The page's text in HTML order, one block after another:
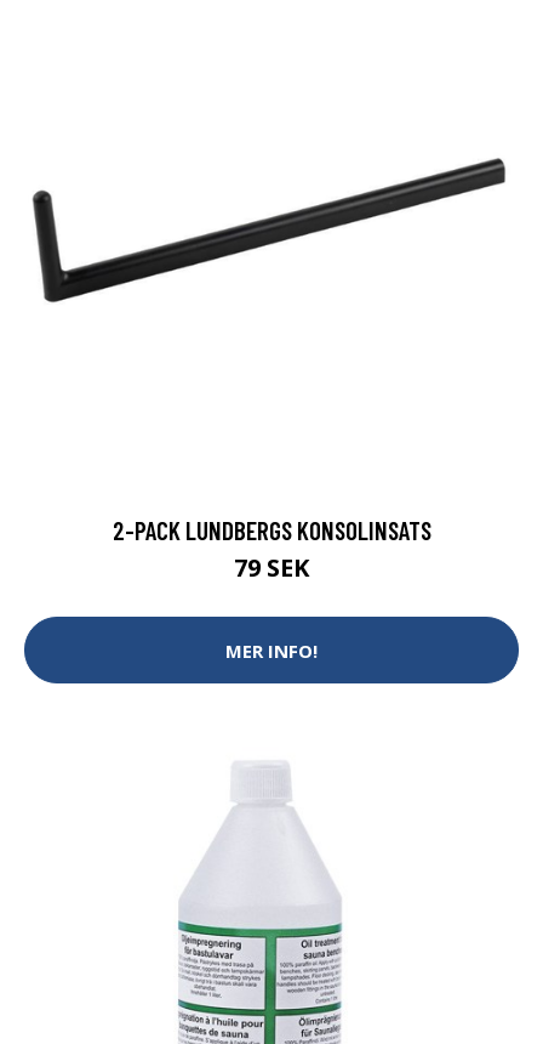
2-PACK LUNDBERGS KONSOLINSATS
79 SEK
MER INFO!